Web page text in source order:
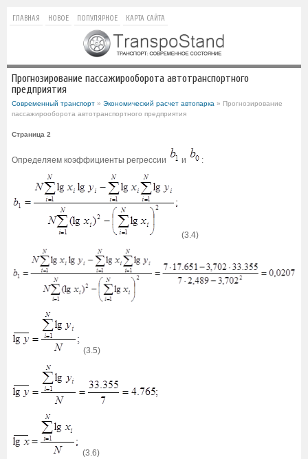
ГЛАВНАЯ НОВОЕ ПОПУЛЯРНОЕ КАРТА САЙТА
Прогнозирование пассажирооборота автотранспортного
предприятия
Современный транспорт » Экономический расчет автопарка » Прогнозирование
пассажирооборота автотранспортного предприятия
Страница 2
Определяем коэффициенты регрессии и :
(3.4)
(3.5)
(3.6)